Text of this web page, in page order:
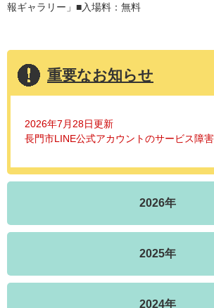
報ギャラリー」■入場料：無料
重要なお知らせ
2026年7月28日更新
長門市LINE公式アカウントのサービス障
2026年
2025年
2024年